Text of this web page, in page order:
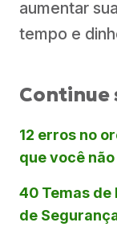
aumentar
tempo e
Continue
12 erros no
que você
40 Temas de
de